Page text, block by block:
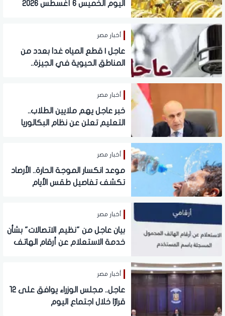
اليوم الخميس 6 أغسطس 2026
أخبار مصر
عاجل | قطع المياه غدا بعدد من
المناطق الحيوية في الجيزة..
أخبار مصر
خبر عاجل يهم ملايين الطلاب..
التعليم تعلن عن نظام البكالوريا
أخبار مصر
موعد انكسار الموجة الحارة.. الأرصاد
تكشف تفاصيل طقس الأيام
أخبار مصر
بيان عاجل من "نظيم الاتصالات" بشأن
خدمة الاستعلام عن أرقام الهاتف
أخبار مصر
عاجل.. مجلس الوزراء يوافق على 12
قرارًا خلال اجتماع اليوم